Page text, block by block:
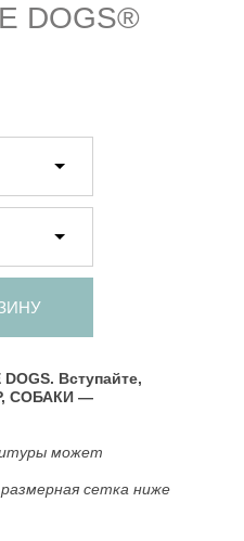
DOGS®
Вступайте,
СОБАКИ —
может
сетка ниже